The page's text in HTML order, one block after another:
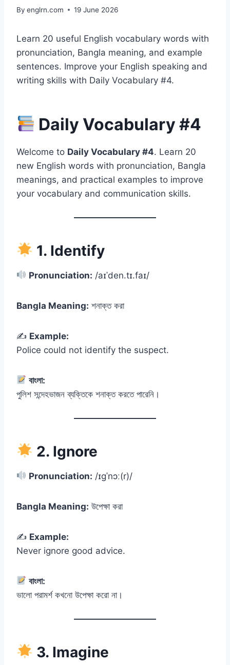
By englrn.com 19 June 2026
Learn 20 useful English vocabulary words with
pronunciation, Bangla meaning, and example
sentences. Improve your English speaking and
writing skills with Daily Vocabulary #4.
Daily Vocabulary #4
Welcome to Daily Vocabulary #4. Learn 20
new English words with pronunciation, Bangla
meanings, and practical examples to improve
your vocabulary and communication skills.
1. Identify
Pronunciation: /aɪˈden.tɪ.faɪ/
Bangla Meaning: শনাক্ত করা
✍️ Example:
Police could not identify the suspect.
বাংলা:
পুলিশ সন্দেহভাজন ব্যক্তিকে শনাক্ত করতে পারেনি।
2. Ignore
Pronunciation: /ɪɡˈnɔː(r)/
Bangla Meaning: উপেক্ষা করা
✍️ Example:
Never ignore good advice.
বাংলা:
ভালো পরামর্শ কখনো উপেক্ষা করো না।
3. Imagine